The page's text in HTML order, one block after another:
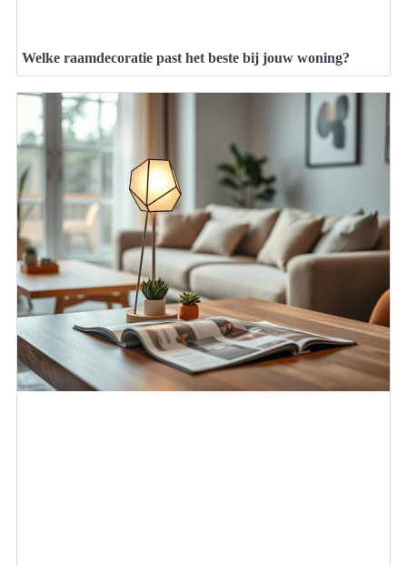
Welke raamdecoratie past het beste bij jouw woning?